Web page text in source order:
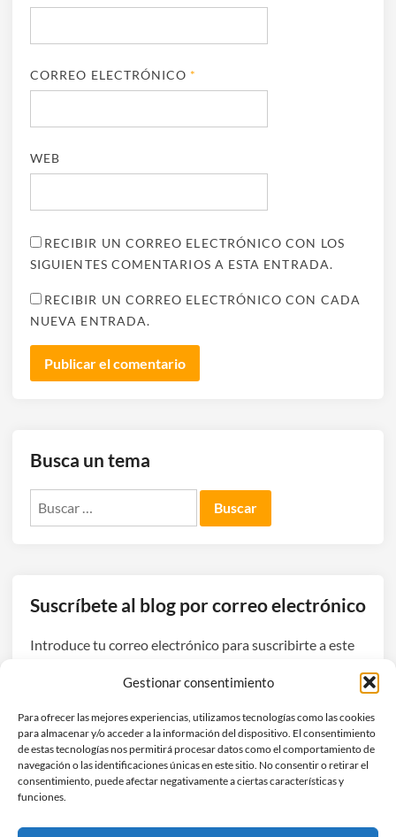
Gestionar consentimiento
Para ofrecer las mejores experiencias, utilizamos tecnologías como las cookies
para almacenar y/o acceder a la información del dispositivo. El consentimiento
de estas tecnologías nos permitirá procesar datos como el comportamiento de
navegación o las identificaciones únicas en este sitio. No consentir o retirar el
consentimiento, puede afectar negativamente a ciertas características y
funciones.
CORREO ELECTRÓNICO *
WEB
RECIBIR UN CORREO ELECTRÓNICO CON LOS
SIGUIENTES COMENTARIOS A ESTA ENTRADA.
RECIBIR UN CORREO ELECTRÓNICO CON CADA
NUEVA ENTRADA.
Busca un tema
Suscríbete al blog por correo electrónico
Introduce tu correo electrónico para suscribirte a este
de
correo
electrónico
Suscribirse
Únete a otros 3 suscriptores